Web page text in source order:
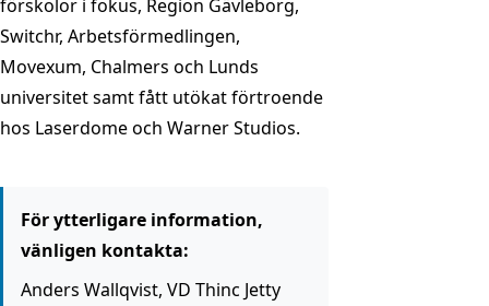
förskolor i fokus, Region Gävleborg,
Switchr, Arbetsförmedlingen,
Movexum, Chalmers och Lunds
universitet samt fått utökat förtroende
hos Laserdome och Warner Studios.
För ytterligare information,
vänligen kontakta:
Anders Wallqvist, VD Thinc Jetty